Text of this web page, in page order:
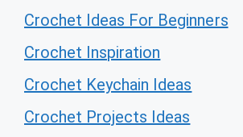
Crochet Ideas For Beginners
Crochet Inspiration
Crochet Keychain Ideas
Crochet Projects Ideas